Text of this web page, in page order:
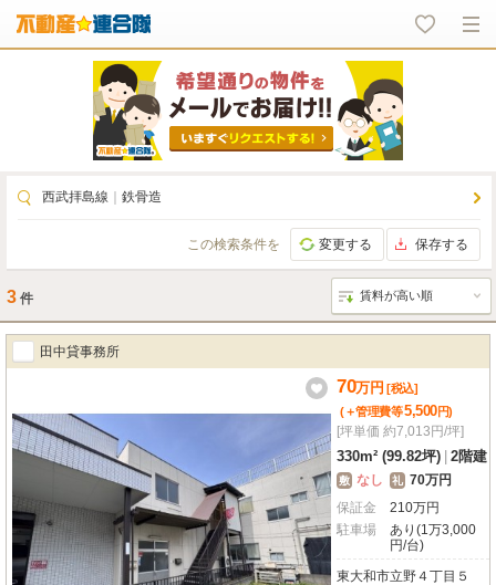
西武拝島線 鉄骨造
この検索条件を 変更する 保存する
3 件
田中貸事務所
70万円 [税込]
(＋管理費等5,500円)
[坪単価 約7,013円/坪]
330m² (99.82坪) 2階建
敷 なし 礼 70万円
保証金
210万円
駐車場
あり(1万3,000
円/台)
東大和市立野４丁目５